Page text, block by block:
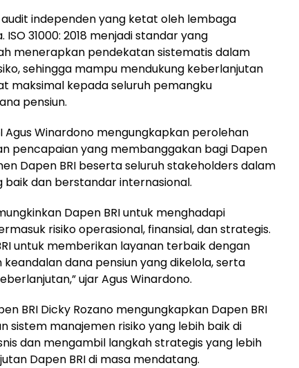
independen yang ketat oleh lembaga
31000: 2018 menjadi standar yang
menerapkan pendekatan sistematis dalam
sehingga mampu mendukung keberlanjutan
maksimal kepada seluruh pemangku
pensiun.
Agus Winardono mengungkapkan perolehan
pencapaian yang membanggakan bagi Dapen
Dapen BRI beserta seluruh stakeholders dalam
dan berstandar internasional.
Dapen BRI untuk menghadapi
risiko operasional, finansial, dan strategis.
untuk memberikan layanan terbaik dengan
dana pensiun yang dikelola, serta
ujar Agus Winardono.
BRI Dicky Rozano mengungkapkan Dapen BRI
sistem manajemen risiko yang lebih baik di
dan mengambil langkah strategis yang lebih
Dapen BRI di masa mendatang.